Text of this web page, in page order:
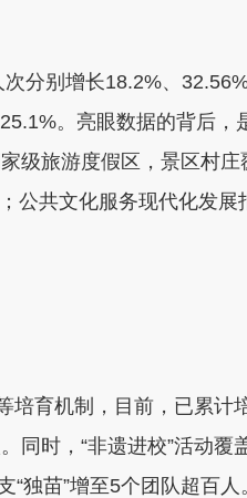
分别增长18.2%、
。亮眼数据的背后，
级旅游度假区，景区村庄
公共文化服务现代化发展
育机制，目前，已累计
同时，“非遗进校”活动覆
“独苗”增至5个团队超百